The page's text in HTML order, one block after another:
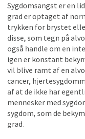
Sygdomsangst er en
grad er optaget af
trykken for brystet
disse, som tegn på
også handle om en
igen er konstant
vil blive ramt af en
cancer,
af at de ikke har
mennesker med
sygdom, som de
grad.